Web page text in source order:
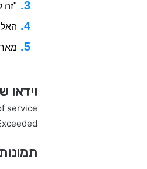
"זה
service